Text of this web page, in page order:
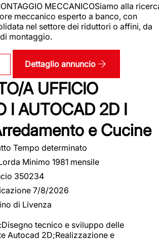
MECCANICOSiamo alla
meccanico esperto a banco, con
nel settore dei riduttori o affini, da
montaggio.
Dettaglio annuncio
A UFFICIO
I AUTOCAD 2D I
e Cucine
Tempo determinato
Minimo 1981 mensile
350234
7/8/2026
di Livenza
tecnico e sviluppo delle
Autocad 2D;Realizzazione e